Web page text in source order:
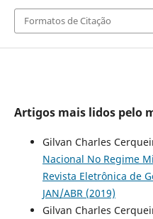
Formatos de Citação
Artigos mais lidos pelo
Gilvan Charles
Nacional No Regime
Revista Eletrônica de
JAN/ABR (2019)
Gilvan Charles